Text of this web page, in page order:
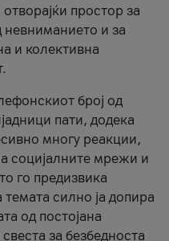
простор за
невниманието и за
и колективна
број од
пати, додека
многу реакции,
социјалните мрежи и
го предизвика
темата силно ја допира
од постојана
за безбедноста